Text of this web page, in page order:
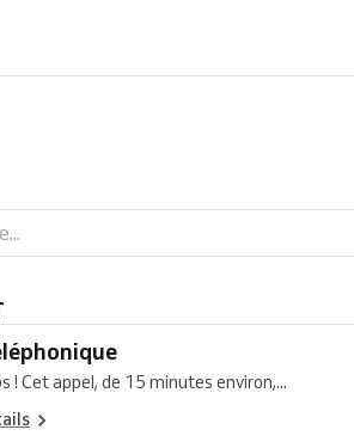
! Cet appel, de 15 minutes environ,...